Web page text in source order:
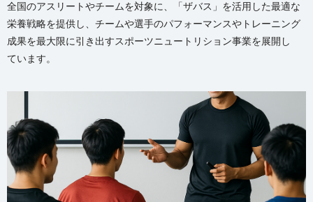
全国のアスリートやチームを対象に、「ザバス」を活用した最適な
栄養戦略を提供し、チームや選手のパフォーマンスやトレーニング
成果を最大限に引き出すスポーツニュートリション事業を展開し
て い ま す 。